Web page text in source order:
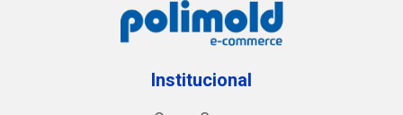
Institucional